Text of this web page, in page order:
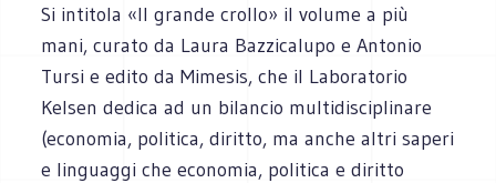
Si intitola «Il grande crollo» il volume a più
mani, curato da Laura Bazzicalupo e Antonio
Tursi e edito da Mimesis, che il Laboratorio
Kelsen dedica ad un bilancio multidisciplinare
(economia, politica, diritto, ma anche altri saperi
e linguaggi che economia, politica e diritto